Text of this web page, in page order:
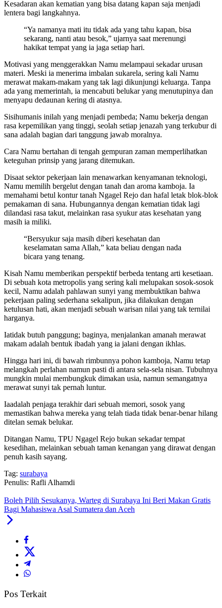
Kesadaran akan kematian yang bisa datang kapan saja menjadi
lentera bagi langkahnya.
“Ya namanya mati itu tidak ada yang tahu kapan, bisa
sekarang, nanti atau besok,” ujarnya saat merenungi
hakikat tempat yang ia jaga setiap hari.
Motivasi yang menggerakkan Namu melampaui sekadar urusan
materi. Meski ia menerima imbalan sukarela, sering kali Namu
merawat makam-makam yang tak lagi dikunjungi keluarga. Tanpa
ada yang memerintah, ia mencabuti belukar yang menutupinya dan
menyapu dedaunan kering di atasnya.
Sisihumanis inilah yang menjadi pembeda; Namu bekerja dengan
rasa kepemilikan yang tinggi, seolah setiap jenazah yang terkubur di
sana adalah bagian dari tanggung jawab moralnya.
Cara Namu bertahan di tengah gempuran zaman memperlihatkan
keteguhan prinsip yang jarang ditemukan.
Disaat sektor pekerjaan lain menawarkan kenyamanan teknologi,
Namu memilih bergelut dengan tanah dan aroma kamboja. Ia
memahami betul kontur tanah Ngagel Rejo dan hafal letak blok-blok
pemakaman di sana. Hubungannya dengan kematian tidak lagi
dilandasi rasa takut, melainkan rasa syukur atas kesehatan yang
masih ia miliki.
“Bersyukur saja masih diberi kesehatan dan
keselamatan sama Allah,” kata beliau dengan nada
bicara yang tenang.
Kisah Namu memberikan perspektif berbeda tentang arti kesetiaan.
Di sebuah kota metropolis yang sering kali melupakan sosok-sosok
kecil, Namu adalah pahlawan sunyi yang membuktikan bahwa
pekerjaan paling sederhana sekalipun, jika dilakukan dengan
ketulusan hati, akan menjadi sebuah warisan nilai yang tak ternilai
harganya.
Iatidak butuh panggung; baginya, menjalankan amanah merawat
makam adalah bentuk ibadah yang ia jalani dengan ikhlas.
Hingga hari ini, di bawah rimbunnya pohon kamboja, Namu tetap
melangkah perlahan namun pasti di antara sela-sela nisan. Tubuhnya
mungkin mulai membungkuk dimakan usia, namun semangatnya
merawat sunyi tak pernah luntur.
Iaadalah penjaga terakhir dari sebuah memori, sosok yang
memastikan bahwa mereka yang telah tiada tidak benar-benar hilang
ditelan semak belukar.
Ditangan Namu, TPU Ngagel Rejo bukan sekadar tempat
kesedihan, melainkan sebuah taman kenangan yang dirawat dengan
penuh kasih sayang.
Tag: surabaya
Penulis: Rafli Alhamdi
Boleh Pilih Sesukanya, Warteg di Surabaya Ini Beri Makan Gratis
Bagi Mahasiswa Asal Sumatera dan Aceh
Pos Terkait